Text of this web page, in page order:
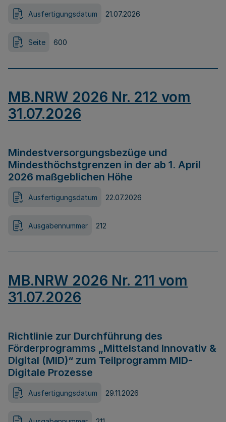
Ausfertigungsdatum 21.07.2026
Seite 600
MB.NRW 2026 Nr. 212 vom
31.07.2026
Mindestversorgungsbezüge und
Mindesthöchstgrenzen in der ab 1. April
2026 maßgeblichen Höhe
Ausfertigungsdatum 22.07.2026
Ausgabennummer 212
MB.NRW 2026 Nr. 211 vom
31.07.2026
Richtlinie zur Durchführung des
Förderprogramms „Mittelstand Innovativ &
Digital (MID)“ zum Teilprogramm MID-
Digitale Prozesse
Ausfertigungsdatum 29.11.2026